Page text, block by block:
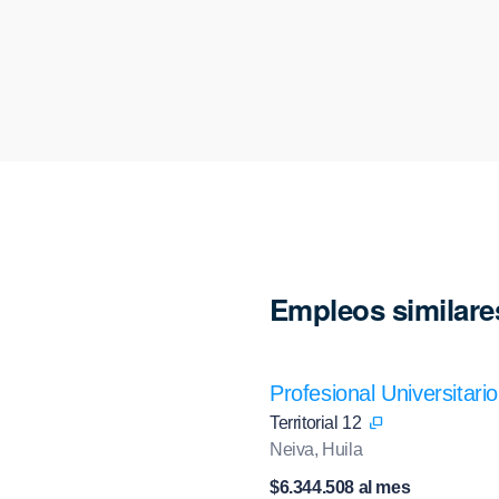
Empleos
Profesional Universitario
Territorial 12
Neiva, Huila
$6.344.508 al mes